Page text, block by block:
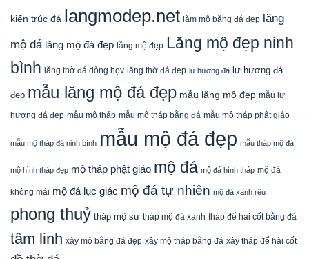
kiến trúc đá langmodep.net làm mộ bằng đá đẹp lăng
mộ đá lăng mộ đá đẹp lăng mộ đẹp Lăng mộ đẹp ninh
bình lăng thờ đá dòng họv lăng thờ đá đẹp lư hương đá lư hương đá
đẹp mẫu lăng mộ đá đẹp mẫu lăng mộ đẹp mẫu lư
hương đá đẹp mẫu mộ tháp mẫu mộ tháp bằng đá mẫu mộ tháp phật giáo
mẫu mộ tháp đá ninh bình mẫu mộ đá đẹp mẫu tháp mộ đá
mộ hình tháp đẹp mộ tháp phật giáo mộ đá mộ đá hình tháp mộ đá
không mái mộ đá lục giác mộ đá tự nhiên mộ đá xanh rêu
phong thuỷ tháp mộ sư tháp mộ đá xanh tháp để hài cốt bằng đá
tâm linh xây mộ bằng đá đẹp xây mộ tháp bằng đá xây tháp để hài cốt